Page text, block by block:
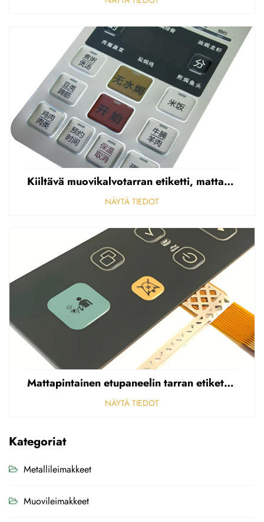
Kiiltävä muovikalvotarran etiketti, mattapintainen etupaneelin tarran etiketti, korostettu polycarbonaattipäällys
NÄYTÄ TIEDOT
Mattapintainen etupaneelin tarran etiketti, reikäinen sumea, 0,25 mm paksuinen polycarbonaatti-/PVC-tarran etiketti
NÄYTÄ TIEDOT
Kategoriat
Metallileimakkeet
Muovileimakkeet